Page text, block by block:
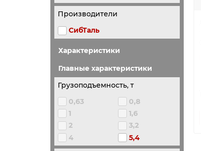
Производители
СибТаль
Характеристики
Главные характеристики
Грузоподъемность, т
0,63
0,8
1
1,6
2
3,2
4
5,4